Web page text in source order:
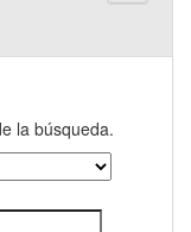
la búsqueda.